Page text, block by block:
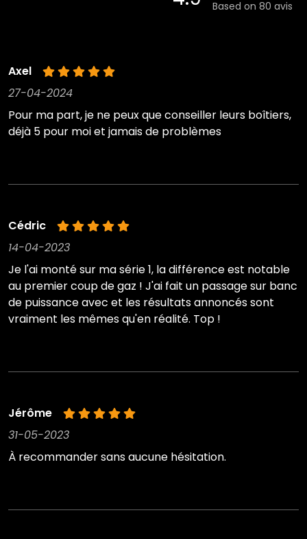
Based on 80 avis
Axel
27-04-2024
Pour ma part, je ne peux que conseiller leurs boîtiers,
déjà 5 pour moi et jamais de problèmes
Cédric
14-04-2023
Je l'ai monté sur ma série 1, la différence est notable
au premier coup de gaz ! J'ai fait un passage sur banc
de puissance avec et les résultats annoncés sont
vraiment les mêmes qu'en réalité. Top !
Jérôme
31-05-2023
À recommander sans aucune hésitation.